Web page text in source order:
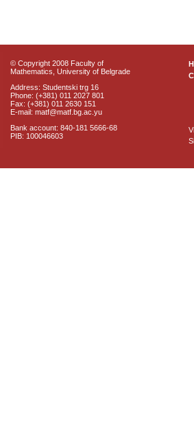
© Copyright 2008 Faculty of
Mathematics, University of Belgrade
Address: Studentski trg 16
Phone: (+381) 011 2027 801
Fax: (+381) 011 2630 151
E-mail: matf@matf.bg.ac.yu
Bank account: 840-181 5666-68
PIB: 100046603